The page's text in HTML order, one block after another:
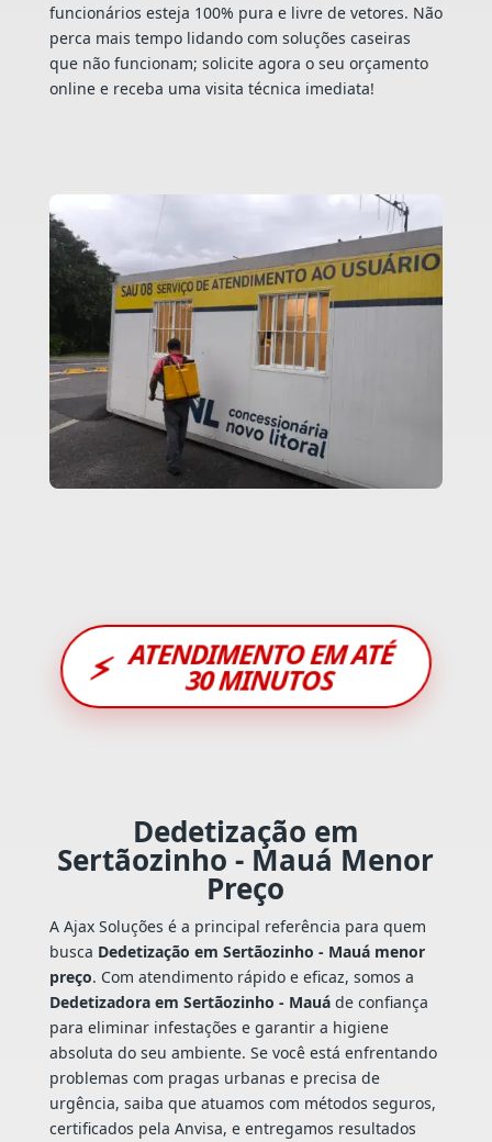
funcionários esteja 100% pura e livre de vetores. Não
perca mais tempo lidando com soluções caseiras
que não funcionam; solicite agora o seu orçamento
online e receba uma visita técnica imediata!
⚡ ATENDIMENTO EM ATÉ
30 MINUTOS
Dedetização em
Sertãozinho - Mauá Menor
Preço
A Ajax Soluções é a principal referência para quem
busca Dedetização em Sertãozinho - Mauá menor
preço. Com atendimento rápido e eficaz, somos a
Dedetizadora em Sertãozinho - Mauáde confiança
para eliminar infestações e garantir a higiene
absoluta do seu ambiente. Se você está enfrentando
problemas com pragas urbanas e precisa de
urgência, saiba que atuamos com métodos seguros,
certificados pela Anvisa, e entregamos resultados